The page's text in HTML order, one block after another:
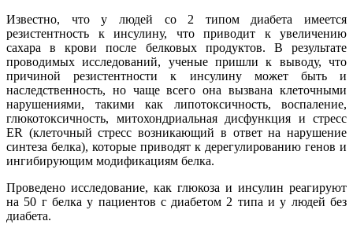
Известно, что у людей со 2 типом диабета имеется
резистентность к инсулину, что приводит к увеличению
сахара в крови после белковых продуктов. В результате
проводимых исследований, ученые пришли к выводу, что
причиной резистентности к инсулину может быть и
наследственность, но чаще всего она вызвана клеточными
нарушениями, такими как липотоксичность, воспаление,
глюкотоксичность, митохондриальная дисфункция и стресс
ER (клеточный стресс возникающий в ответ на нарушение
синтеза белка), которые приводят к дерегулированию генов и
ингибирующим модификациям белка.
Проведено исследование, как глюкоза и инсулин реагируют
на 50 г белка у пациентов с диабетом 2 типа и у людей без
диабета.